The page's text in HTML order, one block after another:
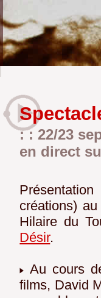
: : 22/23
en direct
créations)
Hilaire du
Désir.
Au cours
films, David